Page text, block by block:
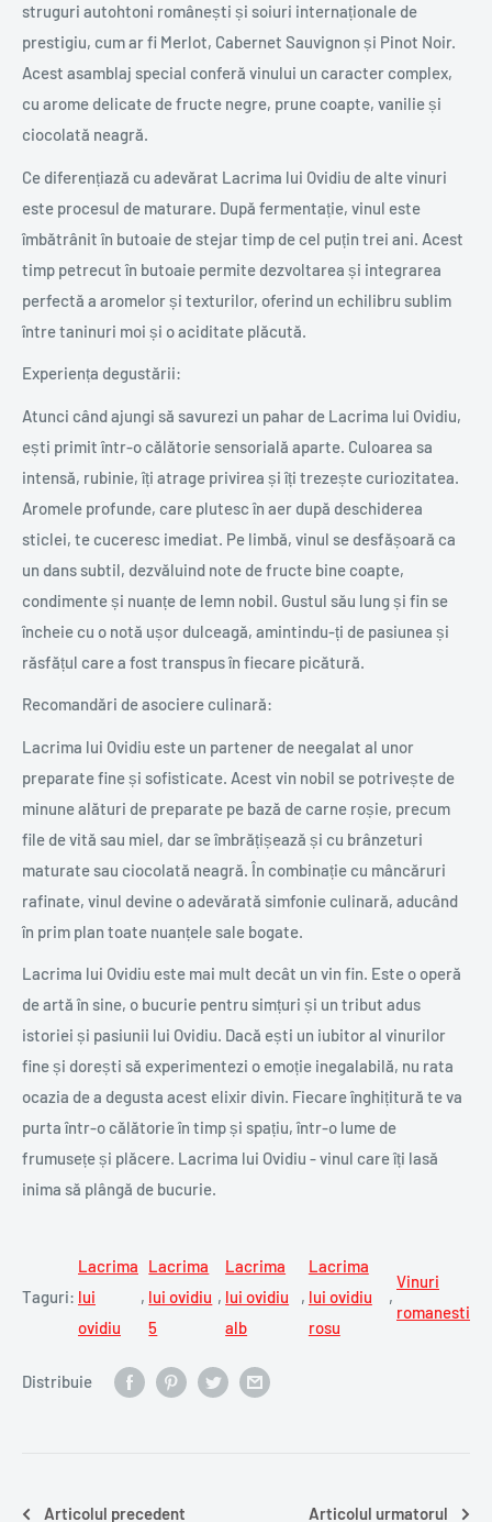
struguri autohtoni românești și soiuri internaționale de
prestigiu, cum ar fi Merlot, Cabernet Sauvignon și Pinot Noir.
Acest asamblaj special conferă vinului un caracter complex,
cu arome delicate de fructe negre, prune coapte, vanilie și
ciocolată neagră.
Ce diferențiază cu adevărat Lacrima lui Ovidiu de alte vinuri
este procesul de maturare. După fermentație, vinul este
îmbătrânit în butoaie de stejar timp de cel puțin trei ani. Acest
timp petrecut în butoaie permite dezvoltarea și integrarea
perfectă a aromelor și texturilor, oferind un echilibru sublim
între taninuri moi și o aciditate plăcută.
Experiența degustării:
Atunci când ajungi să savurezi un pahar de Lacrima lui Ovidiu,
ești primit într-o călătorie sensorială aparte. Culoarea sa
intensă, rubinie, îți atrage privirea și îți trezește curiozitatea.
Aromele profunde, care plutesc în aer după deschiderea
sticlei, te cuceresc imediat. Pe limbă, vinul se desfășoară ca
un dans subtil, dezvăluind note de fructe bine coapte,
condimente și nuanțe de lemn nobil. Gustul său lung și fin se
încheie cu o notă ușor dulceagă, amintindu-ți de pasiunea și
răsfățul care a fost transpus în fiecare picătură.
Recomandări de asociere culinară:
Lacrima lui Ovidiu este un partener de neegalat al unor
preparate fine și sofisticate. Acest vin nobil se potrivește de
minune alături de preparate pe bază de carne roșie, precum
file de vită sau miel, dar se îmbrățișează și cu brânzeturi
maturate sau ciocolată neagră. În combinație cu mâncăruri
rafinate, vinul devine o adevărată simfonie culinară, aducând
în prim plan toate nuanțele sale bogate.
Lacrima lui Ovidiu este mai mult decât un vin fin. Este o operă
de artă în sine, o bucurie pentru simțuri și un tribut adus
istoriei și pasiunii lui Ovidiu. Dacă ești un iubitor al vinurilor
fine și dorești să experimentezi o emoție inegalabilă, nu rata
ocazia de a degusta acest elixir divin. Fiecare înghițitură te va
purta într-o călătorie în timp și spațiu, într-o lume de
frumusețe și plăcere. Lacrima lui Ovidiu - vinul care îți lasă
inima să plângă de bucurie.
Taguri:
Lacrima
lui
ovidiu
,
Lacrima
lui ovidiu
5
,
Lacrima
lui ovidiu
alb
,
Lacrima
lui ovidiu
rosu
,
Vinuri
romanesti
Distribuie
Articolul precedent Articolul urmatorul